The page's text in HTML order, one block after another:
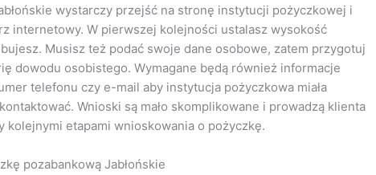
wystarczy przejść na stronę instytucji pożyczkowej i
internetowy. W pierwszej kolejności ustalasz wysokość
Musisz też podać swoje dane osobowe, zatem przygotuj
dowodu osobistego. Wymagane będą również informacje
telefonu czy e-mail aby instytucja pożyczkowa miała
Wnioski są mało skomplikowane i prowadzą klienta
kolejnymi etapami wnioskowania o pożyczkę.
pozabankową Jabłońskie